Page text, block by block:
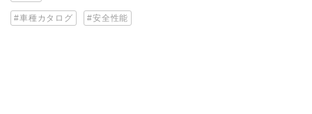
車種カタログ 安全性能